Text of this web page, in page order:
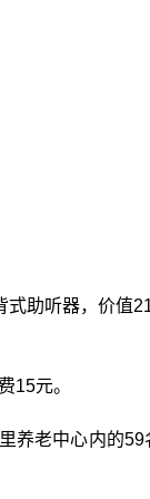
助听器，价值
15元。
养老中心内的